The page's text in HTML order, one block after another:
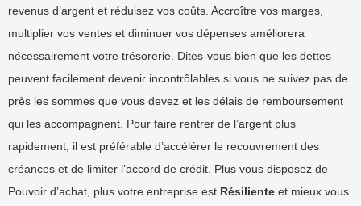
revenus d’argent et réduisez vos coûts. Accroître vos marges,
multiplier vos ventes et diminuer vos dépenses améliorera
nécessairement votre trésorerie. Dites-vous bien que les dettes
peuvent facilement devenir incontrôlables si vous ne suivez pas de
près les sommes que vous devez et les délais de remboursement
qui les accompagnent. Pour faire rentrer de l’argent plus
rapidement, il est préférable d’accélérer le recouvrement des
créances et de limiter l’accord de crédit. Plus vous disposez de
Pouvoir d’achat, plus votre entreprise est Résiliente et mieux vous